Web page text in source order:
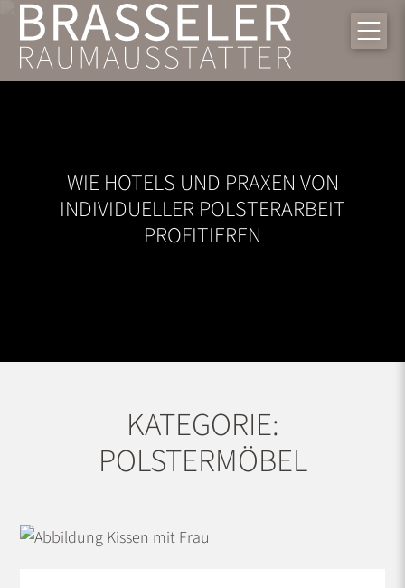
WIE HOTELS UND PRAXEN VON
INDIVIDUELLER POLSTERARBEIT
PROFITIEREN
KATEGORIE:
POLSTERMÖBEL